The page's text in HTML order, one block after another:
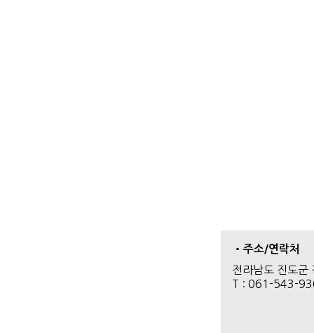
•주소/연락처
전라남도 진도군
T : 061-543-